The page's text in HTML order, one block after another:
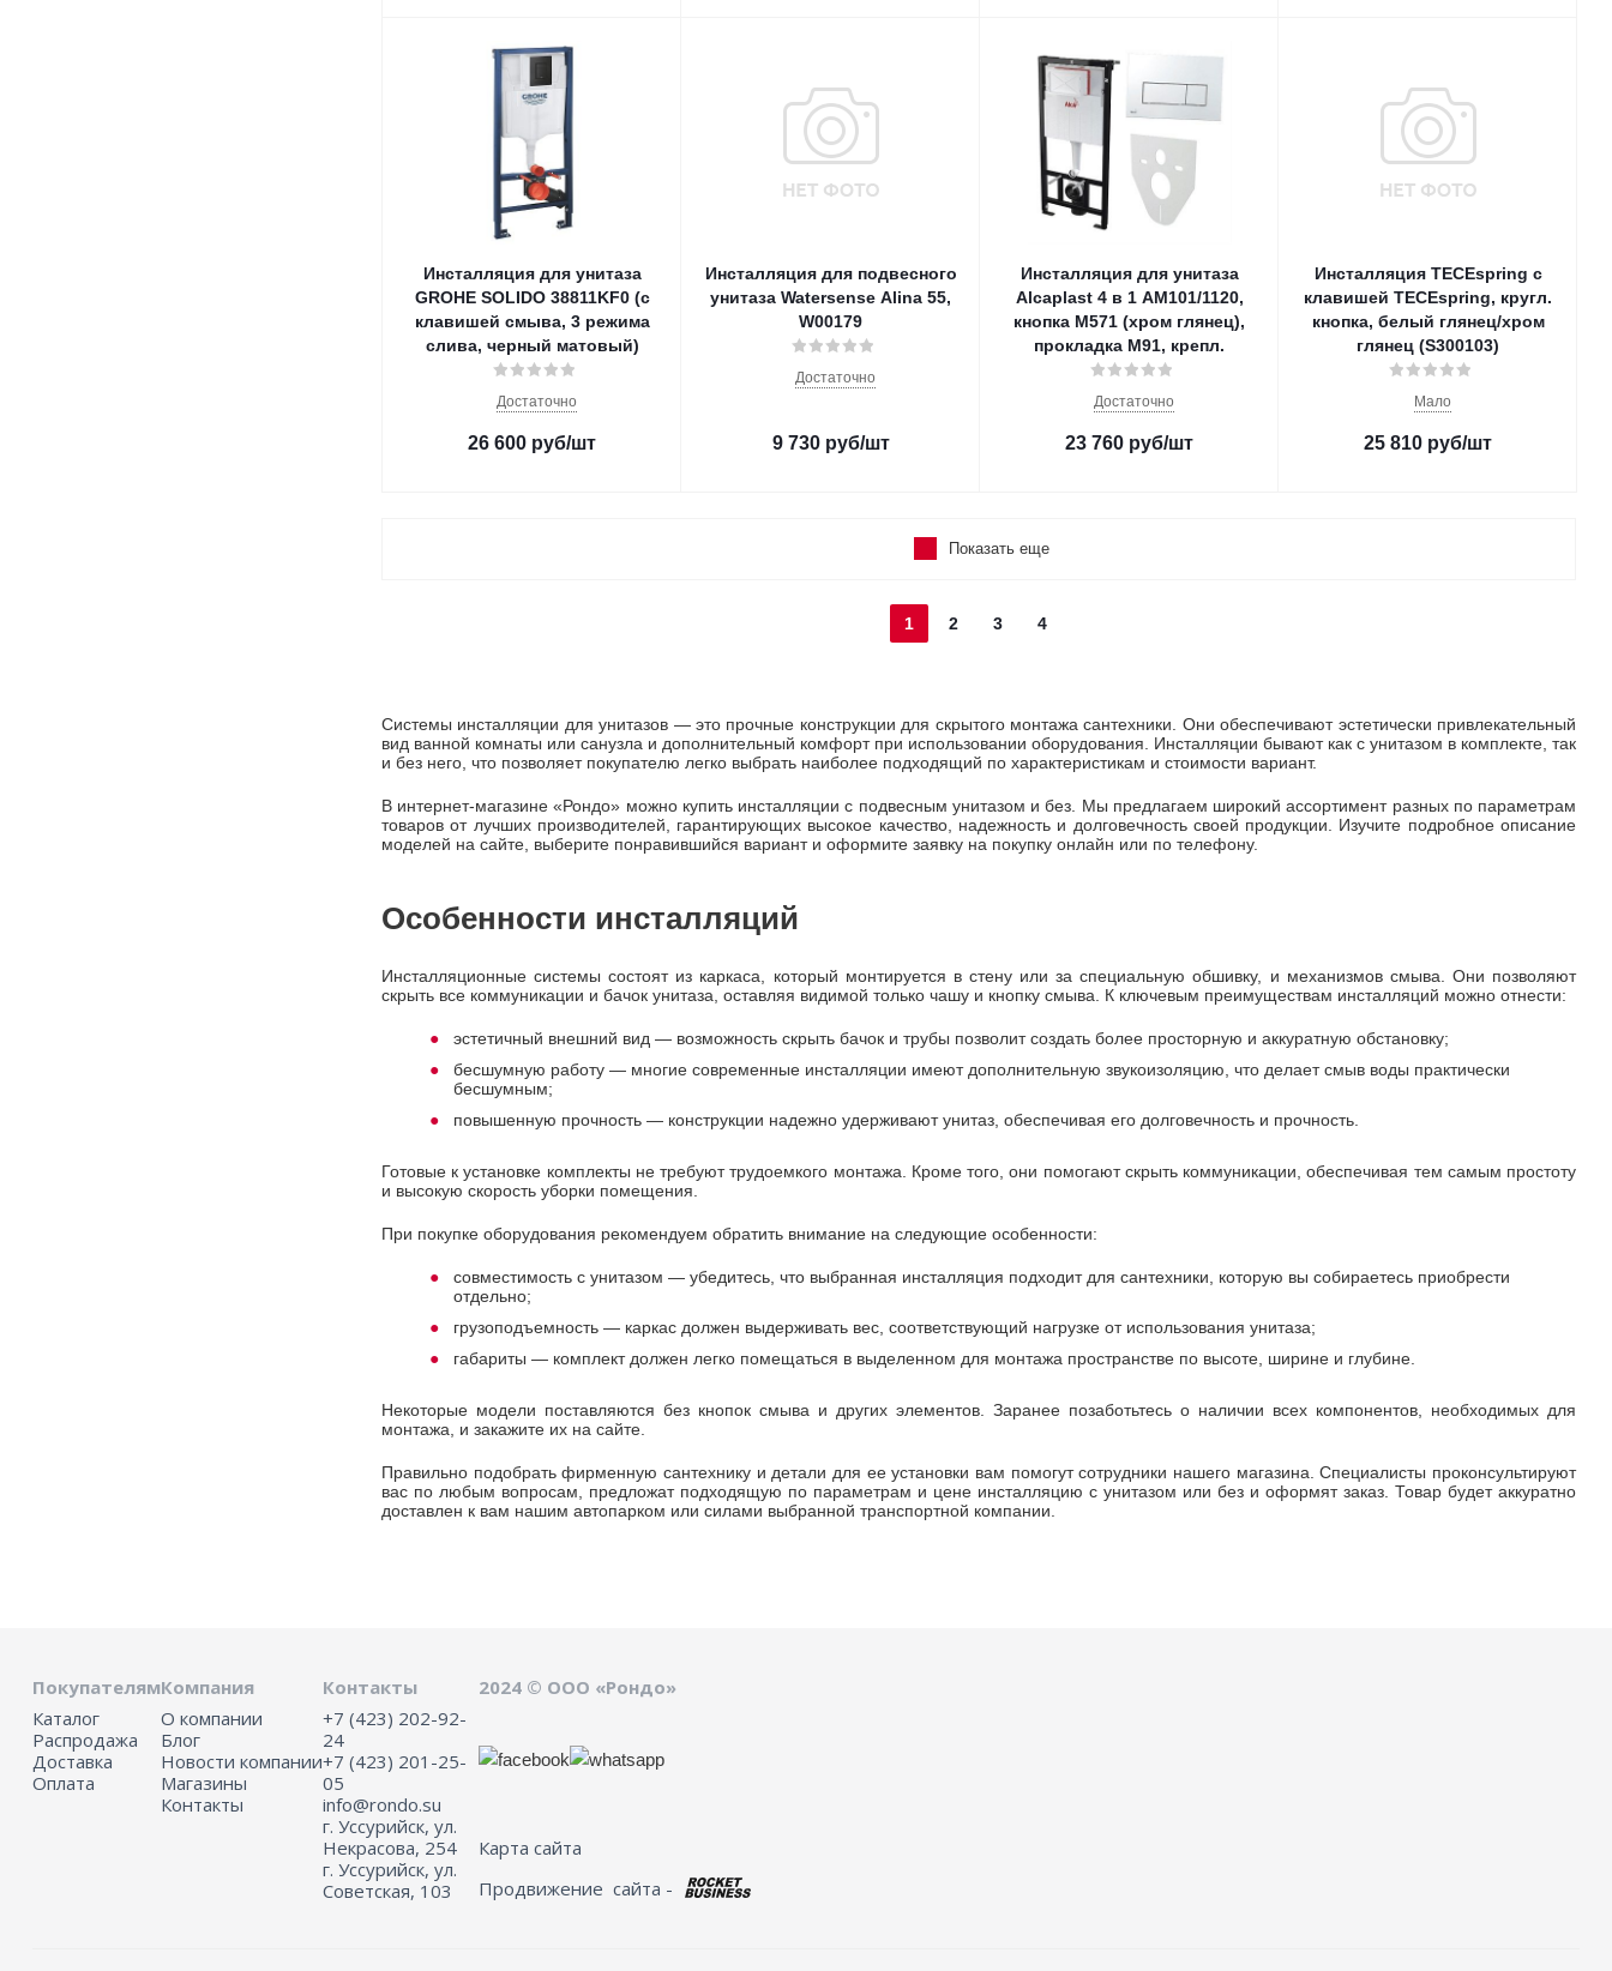
Инсталляция для унитаза
GROHE SOLIDO 38811KF0 (с
клавишей смыва, 3 режима
слива, черный матовый)
Достаточно
26 600 руб/шт
Инсталляция для подвесного
унитаза Watersense Alina 55,
W00179
Достаточно
9 730руб/шт
Инсталляция для унитаза
Alcaplast 4 в 1 AM101/1120,
кнопка M571 (хром глянец),
прокладка M91, крепл.
Достаточно
23 760 руб/шт
Инсталляция TECEspring c
клавишей TECEspring, кругл.
кнопка, белый глянец/хром
глянец (S300103)
Мало
25 810 руб/шт
Показать еще
1 2 3 4
Системы инсталляции для унитазов — это прочные конструкции для скрытого монтажа сантехники. Они обеспечивают эстетически привлекательный
вид ванной комнаты или санузла и дополнительный комфорт при использовании оборудования. Инсталляции бывают как с унитазом в комплекте, так
и без него, что позволяет покупателю легко выбрать наиболее подходящий по характеристикам и стоимости вариант.
В интернет-магазине «Рондо» можно купить инсталляции с подвесным унитазом и без. Мы предлагаем широкий ассортимент разных по параметрам
товаров от лучших производителей, гарантирующих высокое качество, надежность и долговечность своей продукции. Изучите подробное описание
моделей на сайте, выберите понравившийся вариант и оформите заявку на покупку онлайн или по телефону.
Особенности инсталляций
Инсталляционные системы состоят из каркаса, который монтируется в стену или за специальную обшивку, и механизмов смыва. Они позволяют
скрыть все коммуникации и бачок унитаза, оставляя видимой только чашу и кнопку смыва. К ключевым преимуществам инсталляций можно отнести:
эстетичный внешний вид — возможность скрыть бачок и трубы позволит создать более просторную и аккуратную обстановку;
бесшумную работу — многие современные инсталляции имеют дополнительную звукоизоляцию, что делает смыв воды практически
бесшумным;
повышенную прочность — конструкции надежно удерживают унитаз, обеспечивая его долговечность и прочность.
Готовые к установке комплекты не требуют трудоемкого монтажа. Кроме того, они помогают скрыть коммуникации, обеспечивая тем самым простоту
и высокую скорость уборки помещения.
При покупке оборудования рекомендуем обратить внимание на следующие особенности:
совместимость с унитазом — убедитесь, что выбранная инсталляция подходит для сантехники, которую вы собираетесь приобрести
отдельно;
грузоподъемность — каркас должен выдерживать вес, соответствующий нагрузке от использования унитаза;
габариты — комплект должен легко помещаться в выделенном для монтажа пространстве по высоте, ширине и глубине.
Некоторые модели поставляются без кнопок смыва и других элементов. Заранее позаботьтесь о наличии всех компонентов, необходимых для
монтажа, и закажите их на сайте.
Правильно подобрать фирменную сантехнику и детали для ее установки вам помогут сотрудники нашего магазина. Специалисты проконсультируют
вас по любым вопросам, предложат подходящую по параметрам и цене инсталляцию с унитазом или без и оформят заказ. Товар будет аккуратно
доставлен к вам нашим автопарком или силами выбранной транспортной компании.
Покупателям
Каталог
Распродажа
Доставка
Оплата
Компания
О компании
Блог
Новости компании
Магазины
Контакты
Контакты
+7 (423) 202-92-
24
+7 (423) 201-25-
05
info@rondo.su
г. Уссурийск, ул.
Некрасова, 254
г. Уссурийск, ул.
Советская, 103
2024 © ООО «Рондо»
Карта сайта
Продвижение сайта -